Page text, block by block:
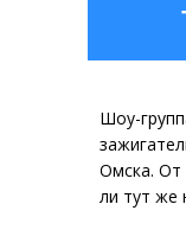
Шоу-
Омска. От
ли тут же